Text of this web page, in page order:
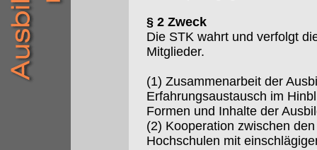
§ 2 Zweck
Die STK wahrt und verfolgt
Mitglieder.
(1) Zusammenarbeit der
Erfahrungsaustausch im
Formen und Inhalte der
(2) Kooperation zwischen
Hochschulen mit